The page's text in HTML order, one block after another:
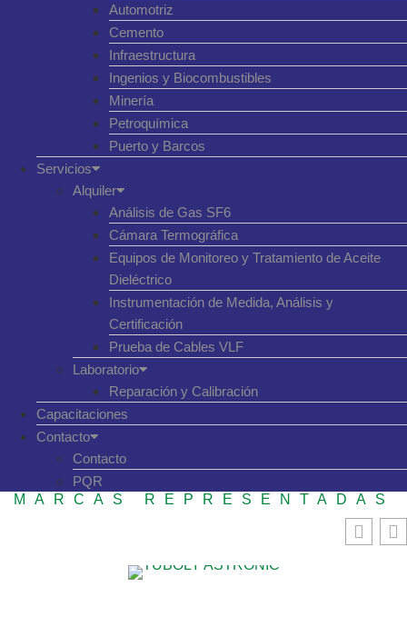
Automotriz
Cemento
Infraestructura
Ingenios y Biocombustibles
Minería
Petroquímica
Puerto y Barcos
Servicios
Alquiler
Análisis de Gas SF6
Cámara Termográfica
Equipos de Monitoreo y Tratamiento de Aceite
Dieléctrico
Instrumentación de Medida, Análisis y
Certificación
Prueba de Cables VLF
Laboratorio
Reparación y Calibración
Capacitaciones
Contacto
Contacto
PQR
MARCAS REPRESENTADAS